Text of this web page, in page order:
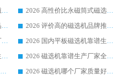
2026 选矿老板必看永磁筒磁选机推荐 行业头部品牌口碑设备选购全攻略
2026 高性价比永磁筒式磁选机品牌盘点 行业强者口碑实测选购完整指南
2026 高分永磁筒式磁选机品牌推荐 选矿设备强者对比测评采购避坑全攻略
2026 评价高的磁选机品牌推荐选购指南，永磁筒式磁选机设备领域强者全景行业口碑解析
2026 国内平板磁选机靠谱厂家排名 行业实测口碑设备按需选购全指南
2026 国内平板磁选机靠谱生产厂家推荐排名|行业口碑选购指南，领域强者按需选设备
2026 滚筒式除铁永磁滚筒生产厂家推荐排名|行业口碑选购指南，领域强者源头厂商精选
2026 磁选机靠谱生产厂家全梳理 分场景选型行业头部品牌选购参考攻略
2026磁选机公司排行榜选购指南|正规源头厂家推荐，领域强者高性价比靠谱信赖品牌
2026 磁选机哪个厂家质量好？十大靠谱磁电企业排名选购指南